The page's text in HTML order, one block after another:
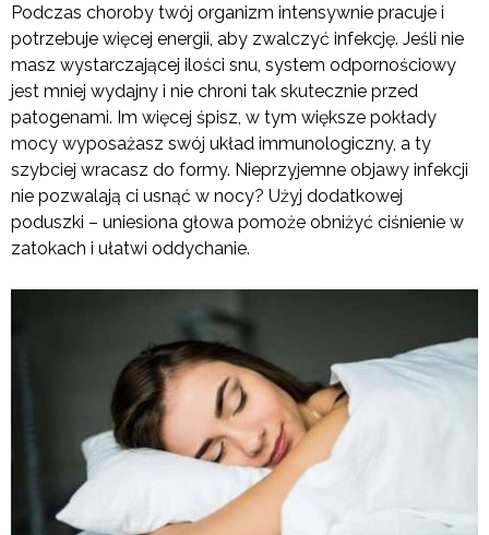
Podczas choroby twój organizm intensywnie pracuje i
potrzebuje więcej energii, aby zwalczyć infekcję. Jeśli nie
masz wystarczającej ilości snu, system odpornościowy
jest mniej wydajny i nie chroni tak skutecznie przed
patogenami. Im więcej śpisz, w tym większe pokłady
mocy wyposażasz swój układ immunologiczny, a ty
szybciej wracasz do formy. Nieprzyjemne objawy infekcji
nie pozwalają ci usnąć w nocy? Użyj dodatkowej
poduszki – uniesiona głowa pomoże obniżyć ciśnienie w
zatokach i ułatwi oddychanie.